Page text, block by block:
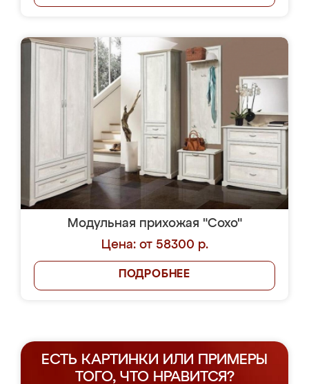
Модульная прихожая "Сохо"
Цена: от 58300 р.
ПОДРОБНЕЕ
ЕСТЬ КАРТИНКИ ИЛИ ПРИМЕРЫ
ТОГО, ЧТО НРАВИТСЯ?